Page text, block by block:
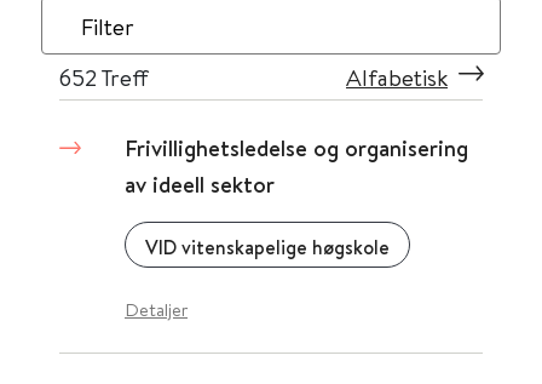
Filter
652 Treff Alfabetisk
Frivillighetsledelse og organisering
av ideell sektor
VID vitenskapelige høgskole
Detaljer